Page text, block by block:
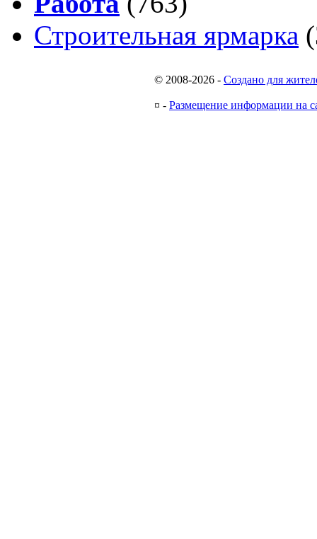
Строительная ярмарка
© 2008-2026 - Создано для
¤ - Размещение информации на